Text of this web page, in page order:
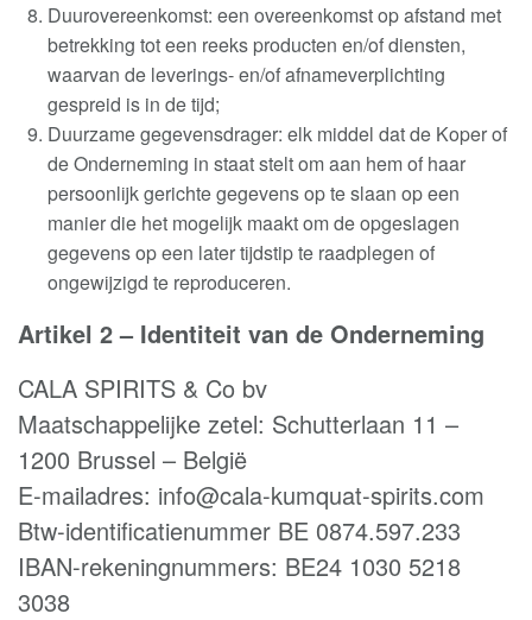
Duurovereenkomst: een overeenkomst op afstand met
betrekking tot een reeks producten en/of diensten,
waarvan de leverings- en/of afnameverplichting
gespreid is in de tijd;
Duurzame gegevensdrager: elk middel dat de Koper of
de Onderneming in staat stelt om aan hem of haar
persoonlijk gerichte gegevens op te slaan op een
manier die het mogelijk maakt om de opgeslagen
gegevens op een later tijdstip te raadplegen of
ongewijzigd te reproduceren.
Artikel 2 – Identiteit van de Onderneming
CALA SPIRITS & Co bv
Maatschappelijke zetel: Schutterlaan 11 –
1200 Brussel – België
E-mailadres: info@cala-kumquat-spirits.com
Btw-identificatienummer BE 0874.597.233
IBAN-rekeningnummers: BE24 1030 5218
3038